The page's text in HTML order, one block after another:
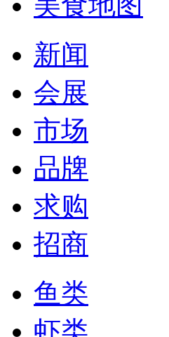
新闻
会展
市场
品牌
求购
招商
鱼类